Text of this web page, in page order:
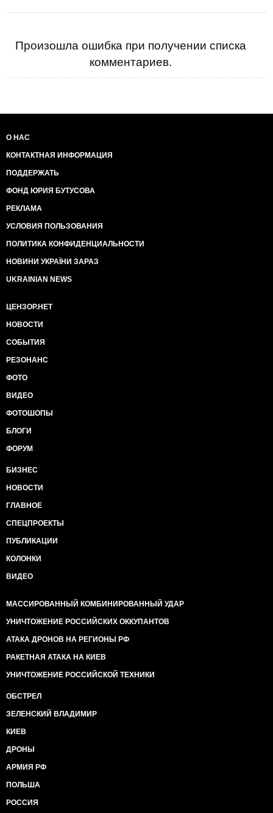
Произошла ошибка при получении списка
комментариев.
О НАС
КОНТАКТНАЯ ИНФОРМАЦИЯ
ПОДДЕРЖАТЬ
ФОНД ЮРИЯ БУТУСОВА
РЕКЛАМА
УСЛОВИЯ ПОЛЬЗОВАНИЯ
ПОЛИТИКА КОНФИДЕНЦИАЛЬНОСТИ
НОВИНИ УКРАЇНИ ЗАРАЗ
UKRAINIAN NEWS
ЦЕНЗОР.НЕТ
НОВОСТИ
СОБЫТИЯ
РЕЗОНАНС
ФОТО
ВИДЕО
ФОТОШОПЫ
БЛОГИ
ФОРУМ
БИЗНЕС
НОВОСТИ
ГЛАВНОЕ
СПЕЦПРОЕКТЫ
ПУБЛИКАЦИИ
КОЛОНКИ
ВИДЕО
МАССИРОВАННЫЙ КОМБИНИРОВАННЫЙ УДАР
УНИЧТОЖЕНИЕ РОССИЙСКИХ ОККУПАНТОВ
АТАКА ДРОНОВ НА РЕГИОНЫ РФ
РАКЕТНАЯ АТАКА НА КИЕВ
УНИЧТОЖЕНИЕ РОССИЙСКОЙ ТЕХНИКИ
ОБСТРЕЛ
ЗЕЛЕНСКИЙ ВЛАДИМИР
КИЕВ
ДРОНЫ
АРМИЯ РФ
ПОЛЬША
РОССИЯ